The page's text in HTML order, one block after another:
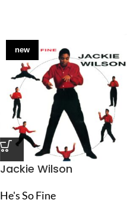
new
Jackie Wilson
He's So Fine